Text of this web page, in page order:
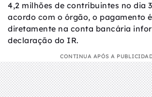
4,2 milhões de contribuintes no dia
acordo com o órgão, o pagamento
diretamente na conta bancária
declaração do IR.
CONTINUA APÓS A